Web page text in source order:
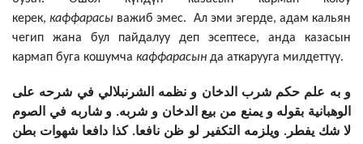
керек,каффарасы важиб эмес. Ал эми эгерде, адам кальян
чегип жана бул пайдалуу деп эсептесе, анда казасын
кармап буга кошумча каффарасын да аткарууга милдеттүү.
و به علم حكم شرب الدخان و نظمه الشرنبلالي في شرحه على
الوهبانية بقوله و يمنع من بيع الدخان و شربه. و شاربه في الصوم
لا شك يفطر.ويلزمه التكفير لو ظن نافعا. كذا دافعا شهوات بطن